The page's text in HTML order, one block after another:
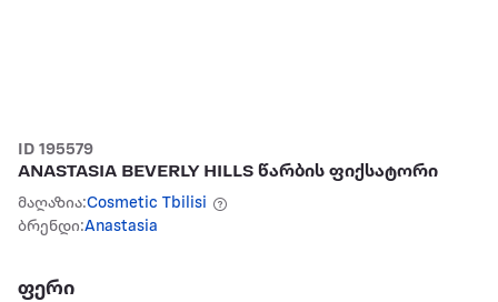
ID 195579
ANASTASIA BEVERLY HILLS წარბის ფიქსატორი
მაღაზია:Cosmetic Tbilisi
ბრენდი:Anastasia
ფერი